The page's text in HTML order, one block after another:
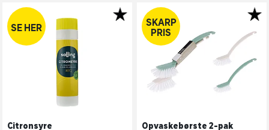
SE HER
Citronsyre
SKARP
PRIS
Opvaskebørste 2-pak